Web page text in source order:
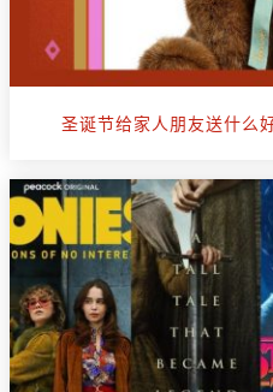
圣诞节给家人朋友送什么